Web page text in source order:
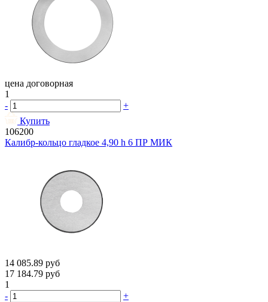
цена договорная
1
-
+
Купить
106200
Калибр-кольцо гладкое 4,90 h 6 ПР МИК
14 085.89 руб
17 184.79 руб
1
-
+